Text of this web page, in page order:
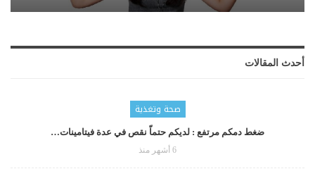
أحدث المقالات
صحة وتغذية
ضغط دمكم مرتفع : لديكم حتماّ نقص في عدة فيتامينات…
6 أشهر منذ